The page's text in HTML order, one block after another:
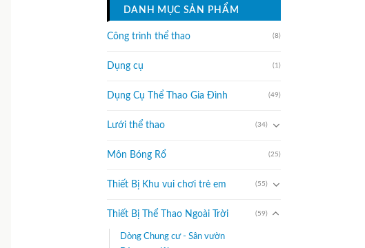
DANH MỤC SẢN PHẨM
Công trình thể thao (8)
Dụng cụ (1)
Dụng Cụ Thể Thao Gia Đình (49)
Lưới thể thao (34)
Môn Bóng Rổ (25)
Thiết Bị Khu vui chơi trẻ em (55)
Thiết Bị Thể Thao Ngoài Trời (59)
Dòng Chung cư - Sân vườn